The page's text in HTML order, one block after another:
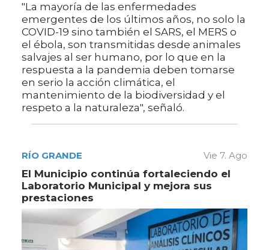
"La mayoría de las enfermedades
emergentes de los últimos años, no solo la
COVID-19 sino también el SARS, el MERS o
el ébola, son transmitidas desde animales
salvajes al ser humano, por lo que en la
respuesta a la pandemia deben tomarse
en serio la acción climática, el
mantenimiento de la biodiversidad y el
respeto a la naturaleza", señaló.
RÍO GRANDE Vie 7. Ago
El Municipio continúa fortaleciendo el
Laboratorio Municipal y mejora sus
prestaciones